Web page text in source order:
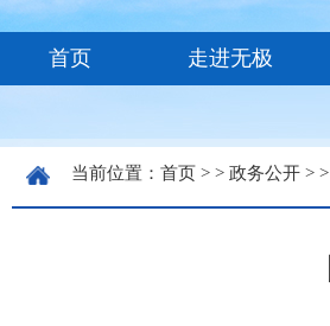
当前位置： 首页 > > 政务公开 > >